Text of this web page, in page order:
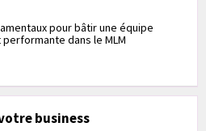
pour bâtir une équipe
dans le MLM
business